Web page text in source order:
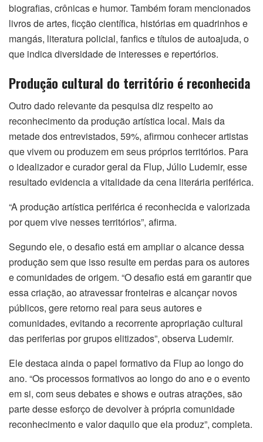
biografias, crônicas e humor. Também foram mencionados
livros de artes, ficção científica, histórias em quadrinhos e
mangás, literatura policial, fanfics e títulos de autoajuda, o
que indica diversidade de interesses e repertórios.
Produção cultural do território é reconhecida
Outro dado relevante da pesquisa diz respeito ao
reconhecimento da produção artística local. Mais da
metade dos entrevistados, 59%, afirmou conhecer artistas
que vivem ou produzem em seus próprios territórios. Para
o idealizador e curador geral da Flup, Júlio Ludemir, esse
resultado evidencia a vitalidade da cena literária periférica.
“A produção artística periférica é reconhecida e valorizada
por quem vive nesses territórios”, afirma.
Segundo ele, o desafio está em ampliar o alcance dessa
produção sem que isso resulte em perdas para os autores
e comunidades de origem. “O desafio está em garantir que
essa criação, ao atravessar fronteiras e alcançar novos
públicos, gere retorno real para seus autores e
comunidades, evitando a recorrente apropriação cultural
das periferias por grupos elitizados”, observa Ludemir.
Ele destaca ainda o papel formativo da Flup ao longo do
ano. “Os processos formativos ao longo do ano e o evento
em si, com seus debates e shows e outras atrações, são
parte desse esforço de devolver à própria comunidade
reconhecimento e valor daquilo que ela produz”, completa.